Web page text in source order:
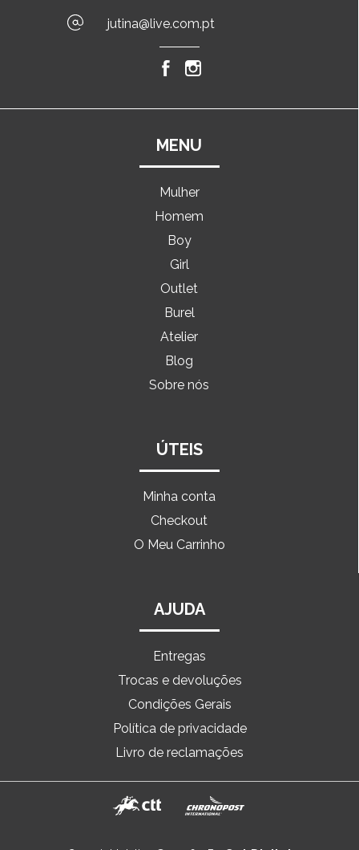
jutina@live.com.pt
MENU
Mulher
Homem
Boy
Girl
Outlet
Burel
Atelier
Blog
Sobre nós
ÚTEIS
Minha conta
Checkout
O Meu Carrinho
AJUDA
Entregas
Trocas e devoluções
Condições Gerais
Política de privacidade
Livro de reclamações